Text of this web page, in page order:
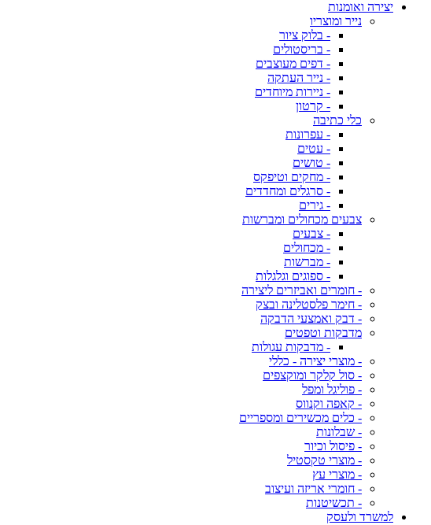
יצירה ואומנות
נייר ומוצריו
- בלוק ציור
- בריסטולים
- דפים מעוצבים
- נייר העתקה
- ניירות מיוחדים
- קרטון
כלי כתיבה
- עפרונות
- עטים
- טושים
- מחקים וטיפקס
- סרגלים ומחדדים
- גירים
צבעים מכחולים ומברשות
- צבעים
- מכחולים
- מברשות
- ספוגים וגלגלות
- חומרים ואביזרים ליצירה
- חימר פלסטלינה ובצק
- דבק ואמצעי הדבקה
מדבקות וטפטים
- מדבקות עגולות
- מוצרי יצירה - כללי
- סול קלקר ומוקצפים
- פוליגל ומפל
- קאפה וקנווס
- כלים מכשירים ומספריים
- שבלונות
- פיסול וכיור
- מוצרי טקסטיל
- מוצרי עץ
- חומרי אריזה ועיצוב
- תכשיטנות
למשרד ולעסק